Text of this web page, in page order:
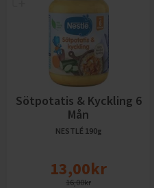
Sötpotatis & Kyckling 6
Mån
NESTLÉ 190g
13,00kr
16,00kr